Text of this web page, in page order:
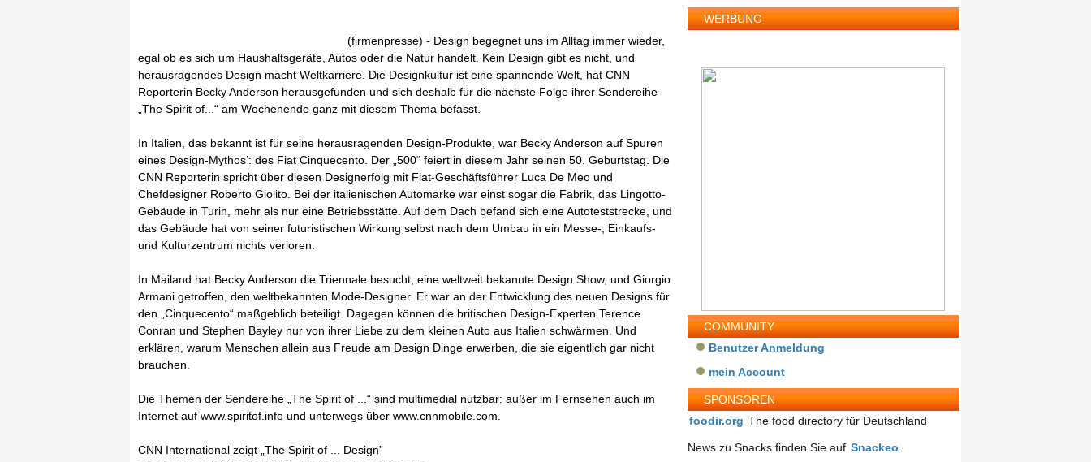
(firmenpresse) - Design begegnet uns im Alltag immer wieder,
egal ob es sich um Haushaltsgeräte, Autos oder die Natur handelt. Kein Design gibt es nicht, und
herausragendes Design macht Weltkarriere. Die Designkultur ist eine spannende Welt, hat CNN
Reporterin Becky Anderson herausgefunden und sich deshalb für die nächste Folge ihrer Sendereihe
„The Spirit of...“ am Wochenende ganz mit diesem Thema befasst.
In Italien, das bekannt ist für seine herausragenden Design-Produkte, war Becky Anderson auf Spuren
eines Design-Mythos’: des Fiat Cinquecento. Der „500“ feiert in diesem Jahr seinen 50. Geburtstag. Die
CNN Reporterin spricht über diesen Designerfolg mit Fiat-Geschäftsführer Luca De Meo und
Chefdesigner Roberto Giolito. Bei der italienischen Automarke war einst sogar die Fabrik, das Lingotto-
Gebäude in Turin, mehr als nur eine Betriebsstätte. Auf dem Dach befand sich eine Autoteststrecke, und
das Gebäude hat von seiner futuristischen Wirkung selbst nach dem Umbau in ein Messe-, Einkaufs-
und Kulturzentrum nichts verloren.
In Mailand hat Becky Anderson die Triennale besucht, eine weltweit bekannte Design Show, und Giorgio
Armani getroffen, den weltbekannten Mode-Designer. Er war an der Entwicklung des neuen Designs für
den „Cinquecento“ maßgeblich beteiligt. Dagegen können die britischen Design-Experten Terence
Conran und Stephen Bayley nur von ihrer Liebe zu dem kleinen Auto aus Italien schwärmen. Und
erklären, warum Menschen allein aus Freude am Design Dinge erwerben, die sie eigentlich gar nicht
brauchen.
Die Themen der Sendereihe „The Spirit of ...“ sind multimedial nutzbar: außer im Fernsehen auch im
Internet auf www.spiritof.info und unterwegs über www.cnnmobile.com.
CNN International zeigt „The Spirit of ... Design”
WERBUNG
COMMUNITY
Benutzer Anmeldung
mein Account
SPONSOREN
foodir.org The food directory für Deutschland
News zu Snacks finden Sie auf Snackeo